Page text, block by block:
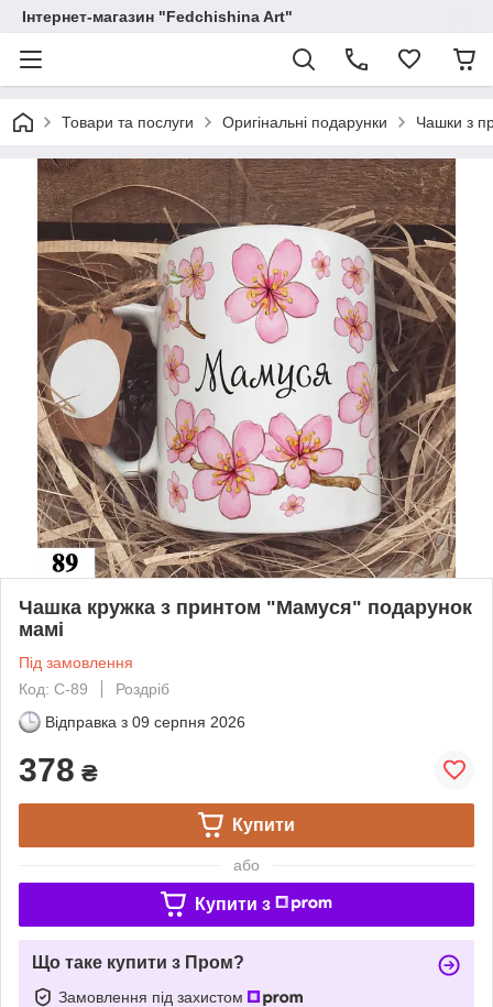
Інтернет-магазин "Fedchishina Art"
Товари та послуги Оригінальні подарунки Чашки з
Чашка кружка з принтом "Мамуся" подарунок
мамі
Під замовлення
Код: С-89
Роздріб
Відправка з 09 серпня 2026
378 ₴
Купити
або
Купити з
Що таке купити з Пром?
Замовлення під захистом